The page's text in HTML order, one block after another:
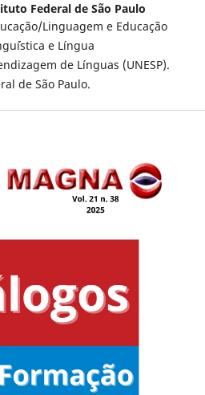
Federal de São Paulo
Linguagem e Educação
e Língua
de Línguas (UNESP).
de São Paulo.